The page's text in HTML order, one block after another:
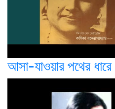
আসা-যাওয়ার পথের ধারে